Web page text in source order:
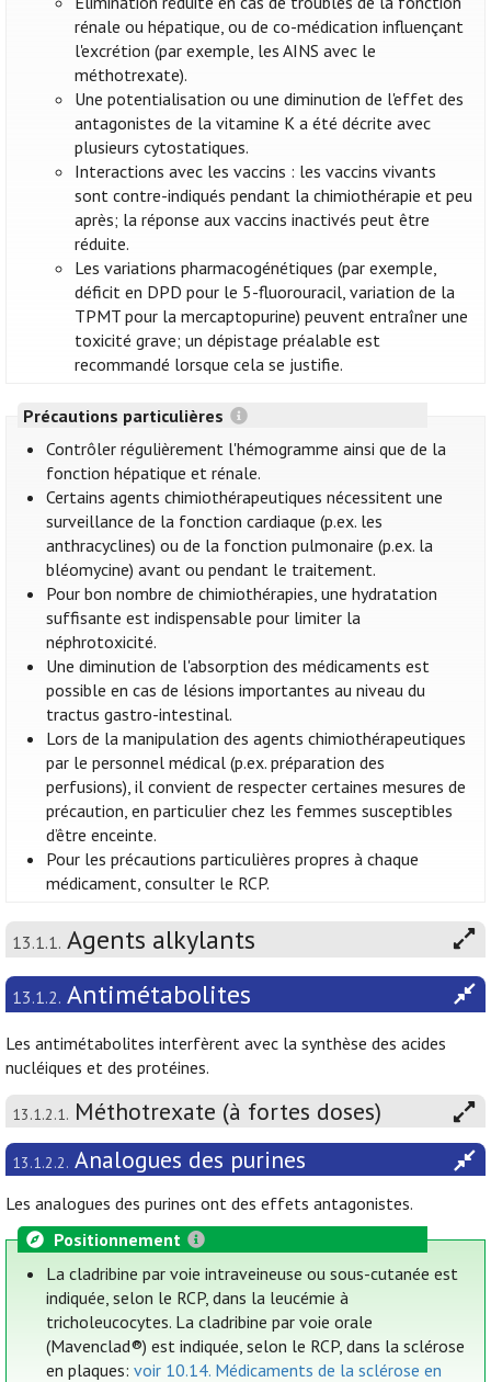
rénale ou hépatique, ou de co-médication influençant
l'excrétion (par exemple, les AINS avec le
méthotrexate).
Une potentialisation ou une diminution de l'effet des
antagonistes de la vitamine K a été décrite avec
plusieurs cytostatiques.
Interactions avec les vaccins : les vaccins vivants
sont contre-indiqués pendant la chimiothérapie et peu
après; la réponse aux vaccins inactivés peut être
réduite.
Les variations pharmacogénétiques (par exemple,
déficit en DPD pour le 5-fluorouracil, variation de la
TPMT pour la mercaptopurine) peuvent entraîner une
toxicité grave; un dépistage préalable est
recommandé lorsque cela se justifie.
Précautions particulières
Contrôler régulièrement l'hémogramme ainsi que de la
fonction hépatique et rénale.
Certains agents chimiothérapeutiques nécessitent une
surveillance de la fonction cardiaque (p.ex. les
anthracyclines) ou de la fonction pulmonaire (p.ex. la
bléomycine) avant ou pendant le traitement.
Pour bon nombre de chimiothérapies, une hydratation
suffisante est indispensable pour limiter la
néphrotoxicité.
Une diminution de l'absorption des médicaments est
possible en cas de lésions importantes au niveau du
tractus gastro-intestinal.
Lors de la manipulation des agents chimiothérapeutiques
par le personnel médical (p.ex. préparation des
perfusions), il convient de respecter certaines mesures de
précaution, en particulier chez les femmes susceptibles
d’être enceinte.
Pour les précautions particulières propres à chaque
médicament, consulter le RCP.
13.1.1. Agents alkylants
13.1.2. Antimétabolites
Les antimétabolites interfèrent avec la synthèse des acides
nucléiques et des protéines.
13.1.2.1. Méthotrexate (à fortes doses)
13.1.2.2. Analogues des purines
Les analogues des purines ont des effets antagonistes.
Positionnement
La cladribine par voie intraveineuse ou sous-cutanée est
indiquée, selon le RCP, dans la leucémie à
tricholeucocytes. La cladribine par voie orale
(Mavenclad®) est indiquée, selon le RCP, dans la sclérose
en plaques:voir 10.14. Médicaments de la sclérose en